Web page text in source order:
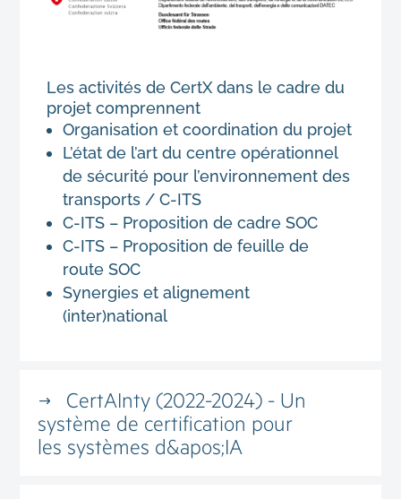
Les activités de CertX dans le cadre du
projet comprennent
Organisation et coordination du projet
L’état de l’art du centre opérationnel
de sécurité pour l’environnement des
transports / C-ITS
C-ITS – Proposition de cadre SOC
C-ITS – Proposition de feuille de
route SOC
Synergies et alignement
(inter)national
CertAInty (2022-2024) - Un
système de certification pour
les systèmes d&apos;IA